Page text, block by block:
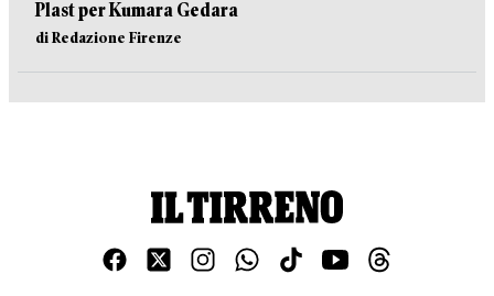
Plast per Kumara Gedara
di Redazione Firenze